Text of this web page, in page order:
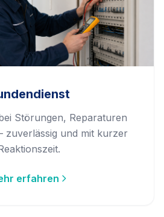
Störungen, Reparaturen
zuverlässig und mit kurzer
erfahren